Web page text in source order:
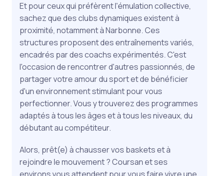
Et pour ceux qui préfèrent l'émulation collective,
sachez que des clubs dynamiques existent à
proximité, notamment à Narbonne. Ces
structures proposent des entraînements variés,
encadrés par des coachs expérimentés. C'est
l'occasion de rencontrer d'autres passionnés, de
partager votre amour du sport et de bénéficier
d'un environnement stimulant pour vous
perfectionner. Vous y trouverez des programmes
adaptés à tous les âges et à tous les niveaux, du
débutant au compétiteur.
Alors, prêt(e) à chausser vos baskets et à
rejoindre le mouvement ? Coursan et ses